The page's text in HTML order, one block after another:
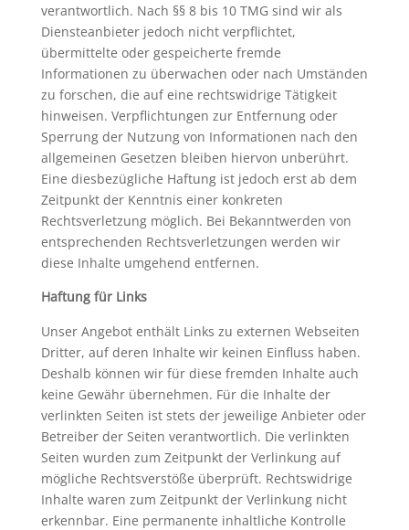
verantwortlich. Nach §§ 8 bis 10 TMG sind wir als
Diensteanbieter jedoch nicht verpflichtet,
übermittelte oder gespeicherte fremde
Informationen zu überwachen oder nach Umständen
zu forschen, die auf eine rechtswidrige Tätigkeit
hinweisen. Verpflichtungen zur Entfernung oder
Sperrung der Nutzung von Informationen nach den
allgemeinen Gesetzen bleiben hiervon unberührt.
Eine diesbezügliche Haftung ist jedoch erst ab dem
Zeitpunkt der Kenntnis einer konkreten
Rechtsverletzung möglich. Bei Bekanntwerden von
entsprechenden Rechtsverletzungen werden wir
diese Inhalte umgehend entfernen.
Haftung für Links
Unser Angebot enthält Links zu externen Webseiten
Dritter, auf deren Inhalte wir keinen Einfluss haben.
Deshalb können wir für diese fremden Inhalte auch
keine Gewähr übernehmen. Für die Inhalte der
verlinkten Seiten ist stets der jeweilige Anbieter oder
Betreiber der Seiten verantwortlich. Die verlinkten
Seiten wurden zum Zeitpunkt der Verlinkung auf
mögliche Rechtsverstöße überprüft. Rechtswidrige
Inhalte waren zum Zeitpunkt der Verlinkung nicht
erkennbar. Eine permanente inhaltliche Kontrolle